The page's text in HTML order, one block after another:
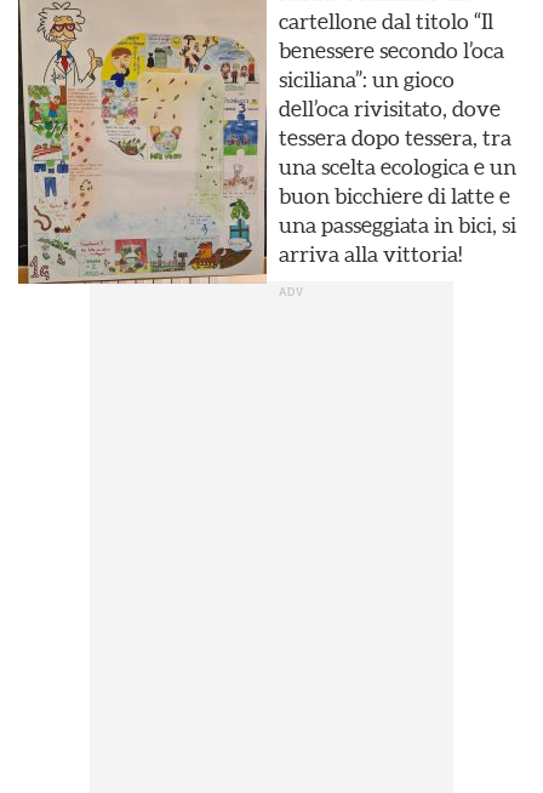
cartellone dal titolo “Il
benessere secondo l’oca
siciliana”: un gioco
dell’oca rivisitato, dove
tessera dopo tessera, tra
una scelta ecologica e un
buon bicchiere di latte e
una passeggiata in bici, si
arriva alla vittoria!